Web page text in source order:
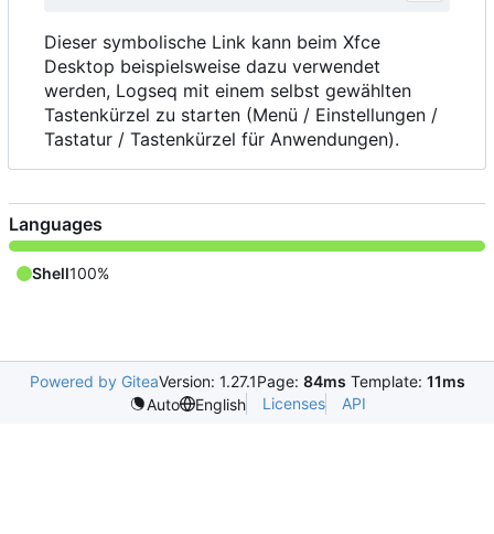
Dieser symbolische Link kann beim Xfce
Desktop beispielsweise dazu verwendet
werden, Logseq mit einem selbst gewählten
Tastenkürzel zu starten (Menü / Einstellungen /
Tastatur / Tastenkürzel für Anwendungen).
Languages
Shell100%
Powered by GiteaVersion: 1.27.1Page: 84ms Template: 11ms
Auto
English Licenses API